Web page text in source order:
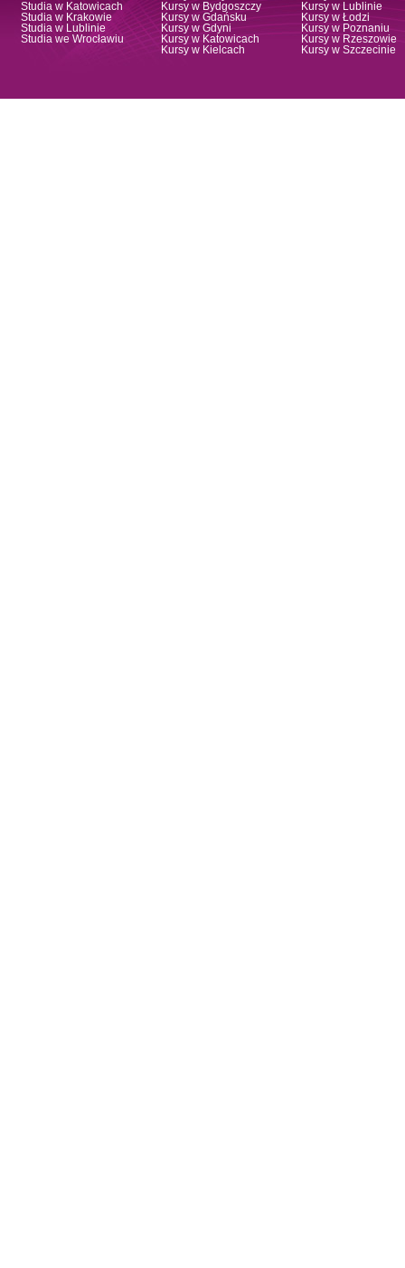
Studia w Katowicach
Studia w Krakowie
Studia w Lublinie
Studia we Wrocławiu
Kursy w Bydgoszczy
Kursy w Gdańsku
Kursy w Gdyni
Kursy w Katowicach
Kursy w Kielcach
Kursy w Lublinie
Kursy w Łodzi
Kursy w Poznaniu
Kursy w Rzeszowie
Kursy w Szczecinie